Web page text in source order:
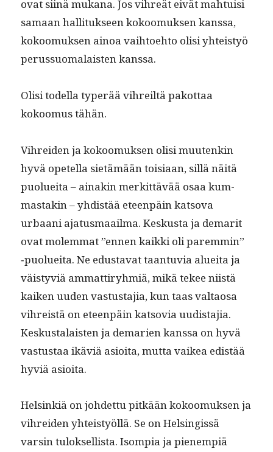
ovat siinä mukana. Jos vihreät eivät mah­tu­isi
samaan hal­li­tuk­seen kokoomuk­sen kanssa,
kokoomuk­sen ain­oa vai­h­toe­hto olisi yhteistyö
perus­suo­ma­lais­ten kanssa.
Olisi todel­la type­r­ää vihreiltä pakot­taa
kokoomus tähän.
Vihrei­den ja kokoomuk­sen olisi muutenkin
hyvä opetel­la sietämään toisi­aan, sil­lä näitä
puoluei­ta – ainakin merkit­tävää osaa kum­
mas­takin – yhdis­tää eteen­päin katso­va
urbaani aja­tus­maail­ma. Keskus­ta ja demar­it
ovat molem­mat ”ennen kaik­ki oli parem­min”
‑puoluei­ta. Ne edus­ta­vat taan­tu­via aluei­ta ja
väistyviä ammat­tiryh­miä, mikä tekee niistä
kaiken uuden vas­tus­ta­jia, kun taas val­taosa
vihreistä on eteen­päin katso­via uud­is­ta­jia.
Keskusta­lais­ten ja demarien kanssa on hyvä
vas­tus­taa ikäviä asioi­ta, mut­ta vaikea edis­tää
hyviä asioita.
Helsinkiä on johdet­tu pitkään kokoomuk­sen ja
vihrei­den yhteistyöl­lä. Se on Helsingis­sä
varsin tulok­sel­lista. Isom­pia ja pienem­piä